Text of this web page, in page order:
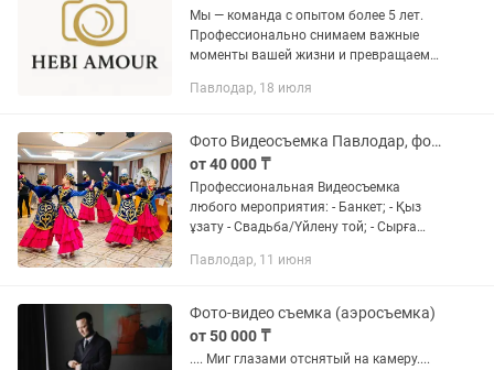
Мы — команда с опытом более 5 лет.
Профессионально снимаем важные
моменты вашей жизни и превращаем
Работаем в Павлодаре, а также с
Павлодар, 18 июля
Фото Видеосъемка Павлодар, фотограф, видеограф, видео
от 40 000 ₸
Профессиональная Видеосъемка
любого мероприятия: - Банкет; - Қыз
ұзату - Свадьба/Үйлену той; - Сырға
Студийная съёмка; - Рекламный ролик;
Павлодар, 11 июня
Фото-видео съемка (аэросъемка)
от 50 000 ₸
.... Миг глазами отснятый на камеру....